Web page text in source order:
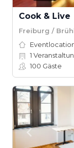
Cook & Live
Freiburg /
1
100 Gäste